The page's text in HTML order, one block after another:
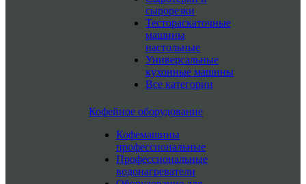
сырорезки
Тестораскаточные
машины
настольные
Универсальные
кухонные машины
Все категории
Кофейное оборудование
Кофемашины
профессиональные
Профессиональные
водонагреватели